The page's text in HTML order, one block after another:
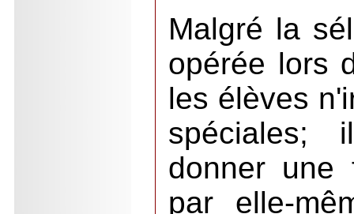
Malgré la
opérée lors
les élèves
donner une
par elle-